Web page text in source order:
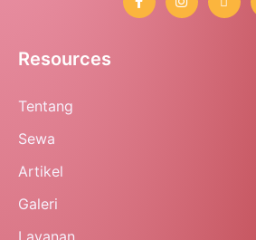
Resources
Tentang
Sewa
Artikel
Galeri
Layanan